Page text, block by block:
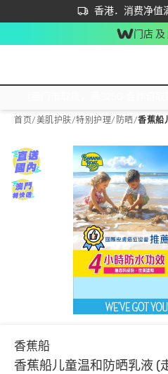
香港．消费净值
立即成为易赏钱
首次APP下单买满$450
门店 及
首页/美肌护肤/特别护理/ 防晒/香蕉船
香蕉船
香蕉船儿童温和防晒乳液 (